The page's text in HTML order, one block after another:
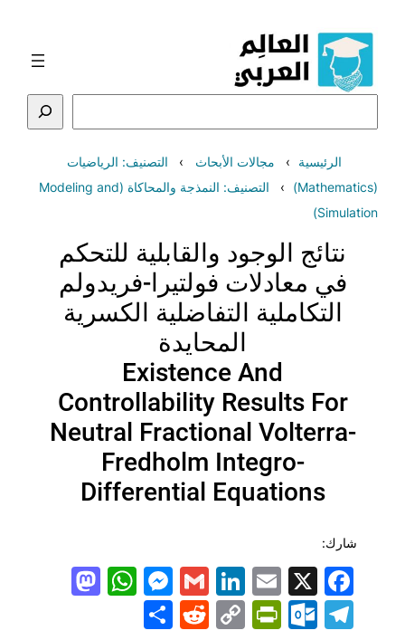
المحتوى
الرئيسية مجالات الأبحاث
التصنيف: الرياضيات
(Mathematics)
التصنيف: النمذجة والمحاكاة (Modeling and
Simulation)
نتائج الوجود والقابلية للتحكم
في معادلات فولتيرا-فريدولم
التكاملية التفاضلية الكسرية
المحايدة
Existence And
Controllability Results For
Neutral Fractional Volterra-
Fredholm Integro-
Differential Equations
شارك:
Facebook
X
Email
LinkedIn
Gmail
Telegram
Outlook.com
PrintFriendly
Copy
Reddit
Share